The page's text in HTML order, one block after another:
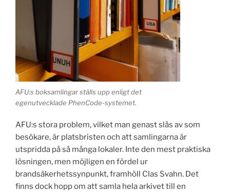
AFU:s boksamlingar ställs upp enligt det
egenutvecklade PhenCode-systemet.
AFU:s stora problem, vilket man genast slås av som
besökare, är platsbristen och att samlingarna är
utspridda på så många lokaler. Inte den mest praktiska
lösningen, men möjligen en fördel ur
brandsäkerhetssynpunkt, framhöll Clas Svahn. Det
finns dock hopp om att samla hela arkivet till en